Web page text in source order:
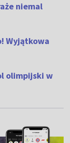
niemal
Wyjątkowa
olimpijski w